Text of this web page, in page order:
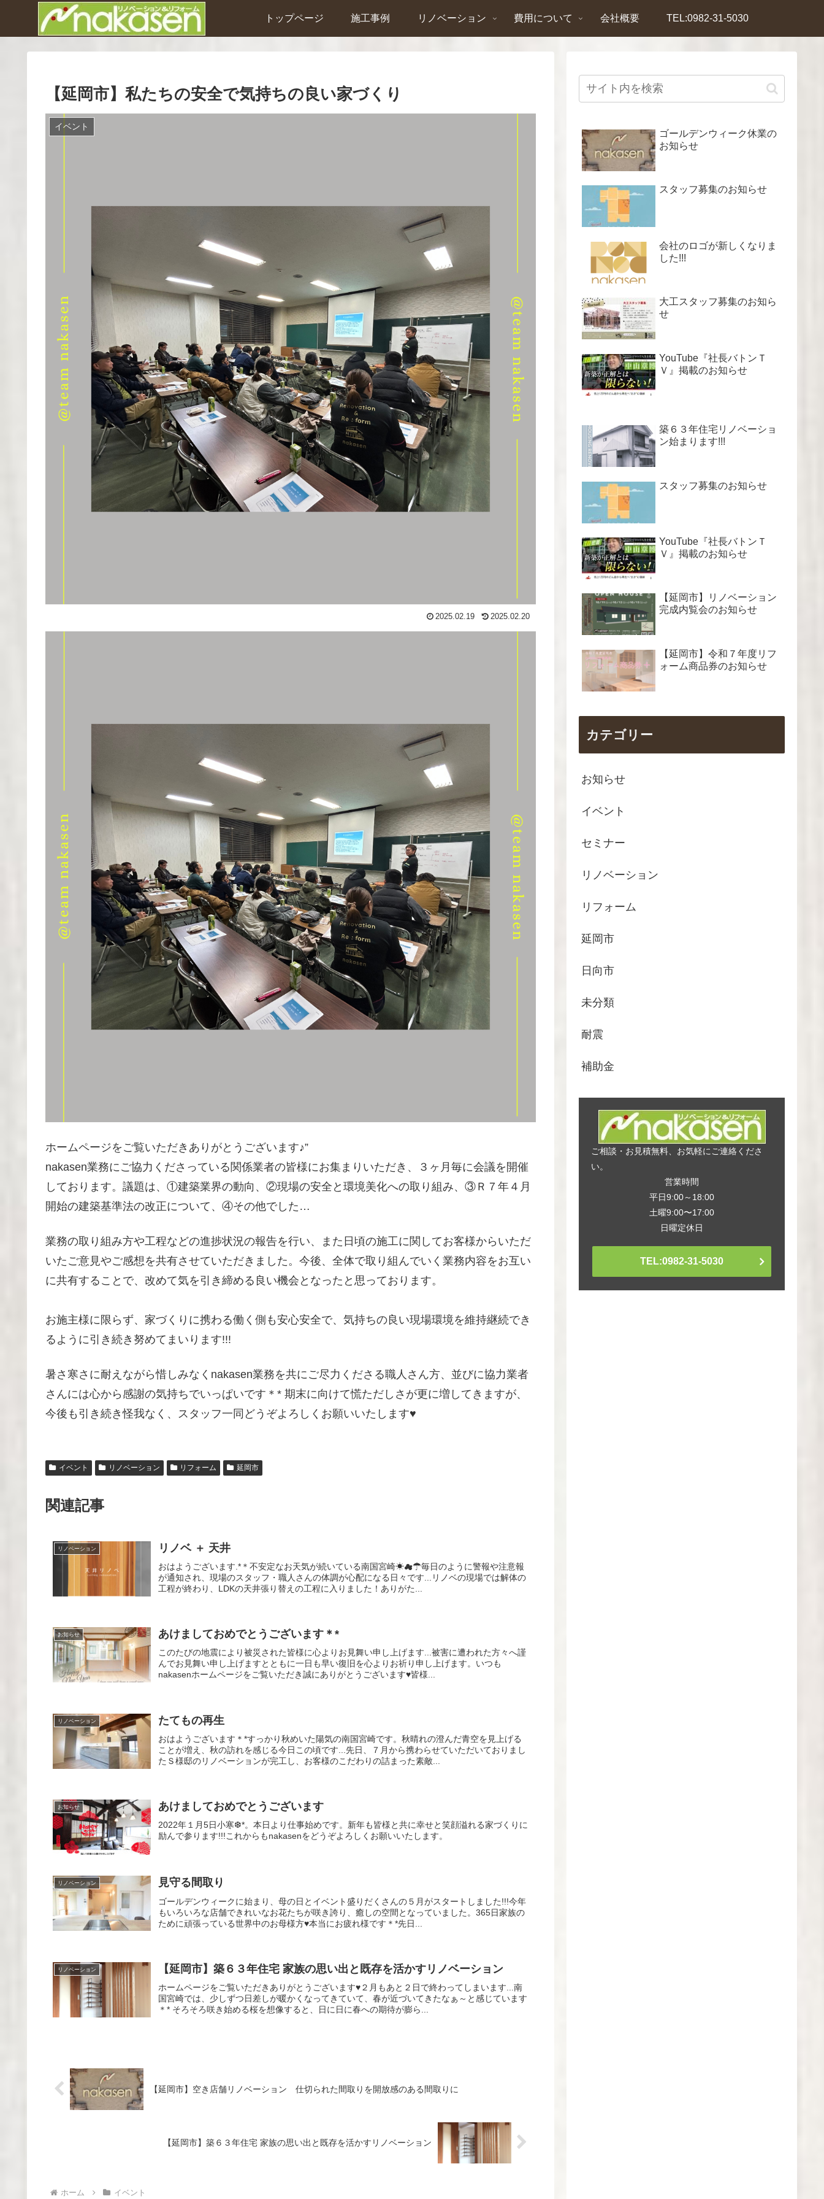
トップページ 施工事例 リノベーション 費用について 会社概要 TEL:0982-31-5030
【延岡市】私たちの安全で気持ちの良い家づくり
イベント
2025.02.19 2025.02.20
ホームページをご覧いただきありがとうございます♪”
nakasen業務にご協力くださっている関係業者の皆様にお集まりいただき、３ヶ月毎に会議を開催
しております。議題は、①建築業界の動向、②現場の安全と環境美化への取り組み、③Ｒ７年４月
開始の建築基準法の改正について、④その他でした…
業務の取り組み方や工程などの進捗状況の報告を行い、また日頃の施工に関してお客様からいただ
いたご意見やご感想を共有させていただきました。今後、全体で取り組んでいく業務内容をお互い
に共有することで、改めて気を引き締める良い機会となったと思っております。
お施主様に限らず、家づくりに携わる働く側も安心安全で、気持ちの良い現場環境を維持継続でき
るように引き続き努めてまいります!!!
暑さ寒さに耐えながら惜しみなくnakasen業務を共にご尽力くださる職人さん方、並びに協力業者
さんには心から感謝の気持ちでいっぱいです＊* 期末に向けて慌ただしさが更に増してきますが、
今後も引き続き怪我なく、スタッフ一同どうぞよろしくお願いいたします♥
イベント リノベーション リフォーム 延岡市
関連記事
リノベーション リノベ ＋ 天井
おはようございます.*＊不安定なお天気が続いている南国宮崎☀☁☂毎日のように警報や注意報
が通知され、現場のスタッフ・職人さんの体調が心配になる日々です...リノベの現場では解体の
工程が終わり、LDKの天井張り替えの工程に入りました！ありがた...
お知らせ あけましておめでとうございます＊*
このたびの地震により被災された皆様に心よりお見舞い申し上げます...被害に遭われた方々へ謹
んでお見舞い申し上げますとともに一日も早い復旧を心よりお祈り申し上げます。いつも
nakasenホームページをご覧いただき誠にありがとうございます♥皆様...
リノベーション たてもの再生
おはようございます＊*すっかり秋めいた陽気の南国宮崎です。秋晴れの澄んだ青空を見上げる
ことが増え、秋の訪れを感じる今日この頃です...先日、７月から携わらせていただいておりまし
たＳ様邸のリノベーションが完工し、お客様のこだわりの詰まった素敵...
お知らせ あけましておめでとうございます
2022年１月5日小寒❆*。本日より仕事始めです。新年も皆様と共に幸せと笑顔溢れる家づくりに
励んで参ります!!!これからもnakasenをどうぞよろしくお願いいたします。
リノベーション 見守る間取り
ゴールデンウィークに始まり、母の日とイベント盛りだくさんの５月がスタートしました!!!今年
もいろいろな店舗できれいなお花たちが咲き誇り、癒しの空間となっていました。365日家族の
ために頑張っている世界中のお母様方♥本当にお疲れ様です＊*先日...
リノベーション 【延岡市】築６３年住宅 家族の思い出と既存を活かすリノベーション
ホームページをご覧いただきありがとうございます♥２月もあと２日で終わってしまいます...南
国宮崎では、少しずつ日差しが暖かくなってきていて、春が近づいてきたなぁ～と感じています
＊* そろそろ咲き始める桜を想像すると、日に日に春への期待が膨ら...
【延岡市】空き店舗リノベーション 仕切られた間取りを開放感のある間取りに
【延岡市】築６３年住宅 家族の思い出と既存を活かすリノベーション
ホーム イベント
ゴールデンウィーク休業の
お知らせ
スタッフ募集のお知らせ
会社のロゴが新しくなりま
した!!!
大工スタッフ募集のお知ら
せ
YouTube『社長バトンＴ
Ｖ』掲載のお知らせ
築６３年住宅リノベーショ
ン始まります!!!
スタッフ募集のお知らせ
YouTube『社長バトンＴ
Ｖ』掲載のお知らせ
【延岡市】リノベーション
完成内覧会のお知らせ
【延岡市】令和７年度リフ
ォーム商品券のお知らせ
カテゴリー
お知らせ
イベント
セミナー
リノベーション
リフォーム
延岡市
日向市
未分類
耐震
補助金
ご相談・お見積無料、お気軽にご連絡くださ
い。
営業時間
平日9:00～18:00
土曜9:00〜17:00
日曜定休日
TEL:0982-31-5030